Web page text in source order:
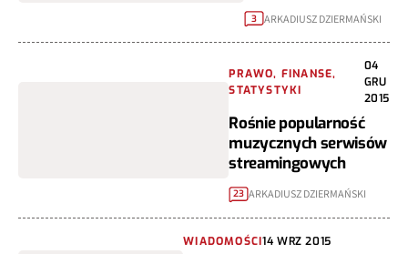
3 ARKADIUSZ DZIERMAŃSKI
PRAWO, FINANSE,
STATYSTYKI
04
GRU
2015
Rośnie popularność
muzycznych serwisów
streamingowych
23 ARKADIUSZ DZIERMAŃSKI
WIADOMOŚCI14 WRZ 2015